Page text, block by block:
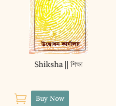
Shiksha || শিক্ষা
 Buy Now